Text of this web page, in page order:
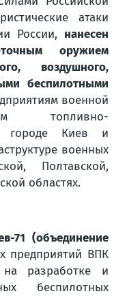
атаки
России, нанесен
оружием
воздушного,
беспилотными
военной
топливно-
городе Киев и
военных
Полтавской,
областях.
71 (объединение
предприятий ВПК
на разработке и
беспилотных